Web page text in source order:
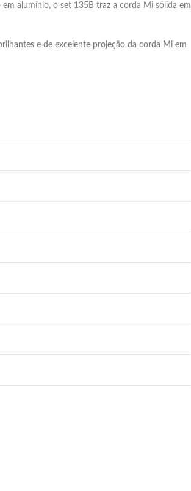
alumínio, o set 135B traz a corda Mi sólida em
e de excelente projeção da corda Mi em